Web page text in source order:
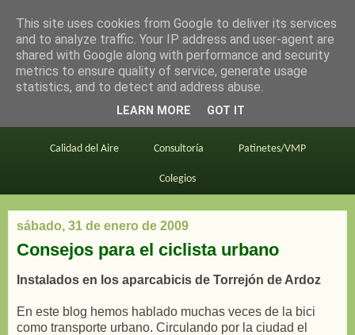
en bici por madrid
Este blog BiciMAD Primeros consejos
Calidad del Aire Consultoría Patinetes/VMP
Colegios
sábado, 31 de enero de 2009
Consejos para el ciclista urbano
Instalados en los aparcabicis de Torrejón de Ardoz
En este blog hemos hablado muchas veces de la bici
como transporte urbano. Circulando por la ciudad el
This site uses cookies from Google to deliver its services
and to analyze traffic. Your IP address and user-agent are
shared with Google along with performance and security
metrics to ensure quality of service, generate usage
statistics, and to detect and address abuse.
LEARN MORE GOT IT